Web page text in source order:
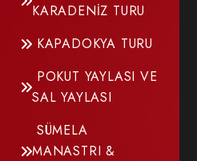
KARADENİZ TURU
KAPADOKYA TURU
POKUT YAYLASI VE
SAL YAYLASI
SÜMELA
MANASTRI &